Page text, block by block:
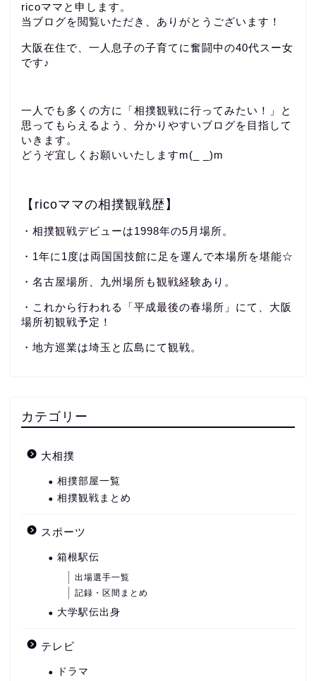
ricoママと申します。
当ブログを閲覧いただき、ありがとうございます！
大阪在住で、一人息子の子育てに奮闘中の40代スー女
です♪
一人でも多くの方に「相撲観戦に行ってみたい！」と
思ってもらえるよう、分かりやすいブログを目指して
いきます。
どうぞ宜しくお願いいたしますm(_ _)m
【ricoママの相撲観戦歴】
・相撲観戦デビューは1998年の5月場所。
・1年に1度は両国国技館に足を運んで本場所を堪能☆
・名古屋場所、九州場所も観戦経験あり。
・これから行われる「平成最後の春場所」にて、大阪
場所初観戦予定！
・地方巡業は埼玉と広島にて観戦。
カテゴリー
大相撲
相撲部屋一覧
相撲観戦まとめ
スポーツ
箱根駅伝
出場選手一覧
記録・区間まとめ
大学駅伝出身
テレビ
ドラマ